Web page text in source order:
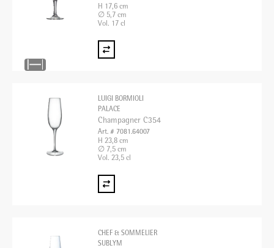
H 17,6 cm
∅ 5,7 cm
Vol. 17 cl
LUIGI BORMIOLI
PALACE
Champagner C354
Art. # 7081.64007
H 23,8 cm
∅ 7,5 cm
Vol. 23,5 cl
CHEF & SOMMELIER
SUBLYM